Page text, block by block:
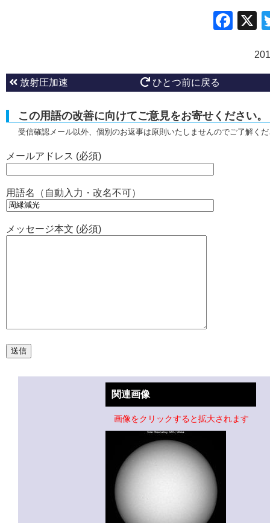
放射圧加速 ひとつ前に戻る
この用語の改善に向けてご意見をお寄せください。
受信確認メール以外、個別のお返事は原則いたしませんのでご了解く
メールアドレス (必須)
用語名（自動入力・改名不可）
メッセージ本文 (必須)
関連画像
画像をクリックすると拡大されます